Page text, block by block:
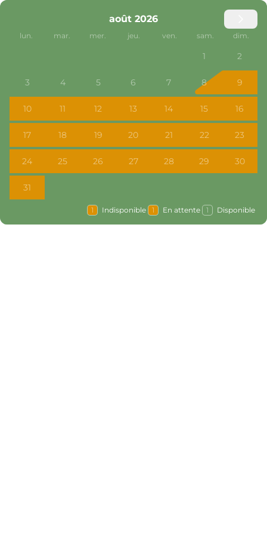
août 2026
lun. mar. mer. jeu. ven. sam. dim.
1 2
3 4 5 6 7 8 9
10 11 12 13 14 15 16
17 18 19 20 21 22 23
24 25 26 27 28 29 30
31
1 Indisponible 1 En attente 1 Disponible